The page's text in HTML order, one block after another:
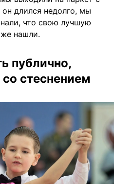
длился недолго, мы
что свою лучшую
нашли.
публично,
стеснением